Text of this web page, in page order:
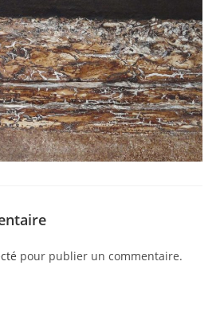
pour publier un commentaire.